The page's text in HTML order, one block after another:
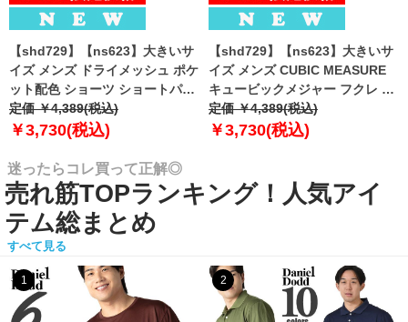
【shd729】【ns623】大きいサ
イズ メンズ ドライメッシュ ポケ
ット配色 ショーツ ショートパン
ツ ハーフパンツ 春夏新作
302252az 【fre】
定価 ￥4,389(税込)
￥3,730(税込)
【shd729】【ns623】大きいサ
イズ メンズ CUBIC MEASURE
キュービックメジャー フクレ エ
ンボス 迷彩柄 ショーツ ショート
パンツ ハーフパンツ 春夏新作
定価 ￥4,389(税込)
￥3,730(税込)
迷ったらコレ買って正解◎
売れ筋TOPランキング！人気アイ
テム総まとめ
すべて見る
1 2